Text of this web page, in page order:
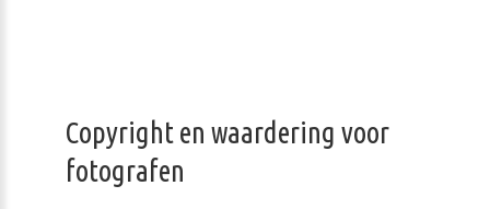
Copyright en waardering voor
fotografen